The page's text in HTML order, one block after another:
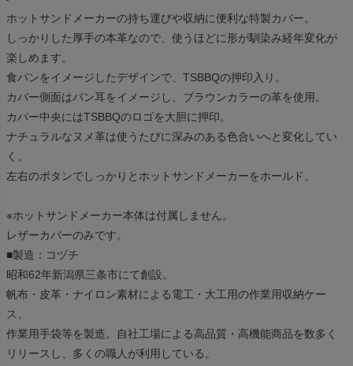
ホットサンドメーカーの持ち運びや収納に便利な特製カバー。
しっかりした厚手の本革なので、使うほどに形が馴染み経年変化が
楽しめます。
食パンをイメージしたデザインで、TSBBQの押印入り。
カバー側面はパン耳をイメージし、ブラウンカラーの革を使用。
カバー中央にはTSBBQのロゴを大胆に押印。
ナチュラルなヌメ革は使うたびに深みのある色合いへと変化してい
く。
左右のボタンでしっかりとホットサンドメーカーをホールド。
※ホットサンドメーカー本体は付属しません。
レザーカバーのみです。
■製造：コヅチ
昭和62年新潟県三条市にて創設。
帆布・皮革・ナイロン素材による電工・大工用の作業用収納ケー
ス、
作業用手袋等を製造。自社工場による高品質・高機能商品を数多く
リリースし、多くの職人が利用している。